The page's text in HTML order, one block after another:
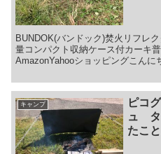
BUNDOK(バンドック)焚火リフレ
量コンパクト収納ケース付カーキ
AmazonYahooショッピングこんに
キャンプ
ピコ
ュ タ
たこと